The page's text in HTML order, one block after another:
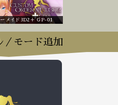
メイド3D2＋ GP-01
／モード追加